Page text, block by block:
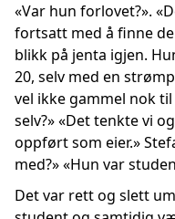
«Var hun forlovet?».
fortsatt med å finne
blikk på jenta igjen.
20, selv med en
vel ikke gammel nok
selv?» «Det tenkte vi
oppført som eier.»
med?» «Hun var
Det var rett og slett